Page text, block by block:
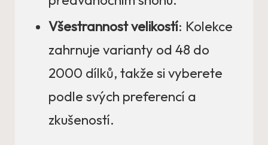
Všestrannost velikostí: Kolekce
zahrnuje varianty od 48 do
2000 dílků, takže si vyberete
podle svých preferencí a
zkušeností.